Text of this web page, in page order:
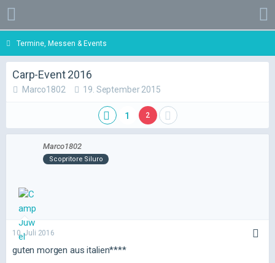
Termine, Messen & Events
Carp-Event 2016
Marco1802 19. September 2015
1 2
Marco1802
Scopritore Siluro
10. Juli 2016
guten morgen aus italien****